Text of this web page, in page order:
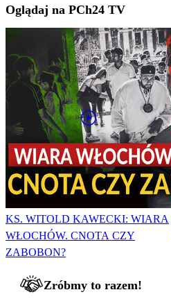
Oglądaj na PCh24 TV
KS. WITOLD KAWECKI: WIARA
WŁOCHÓW. CNOTA CZY
ZABOBON?
Zróbmy to razem!